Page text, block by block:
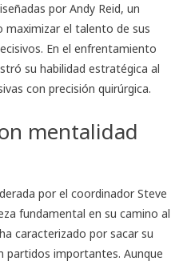
por Andy Reid, un
maximizar el talento de sus
En el enfrentamiento
su habilidad estratégica al
con precisión quirúrgica.
mentalidad
por el coordinador Steve
fundamental en su camino al
caracterizado por sacar su
importantes. Aunque